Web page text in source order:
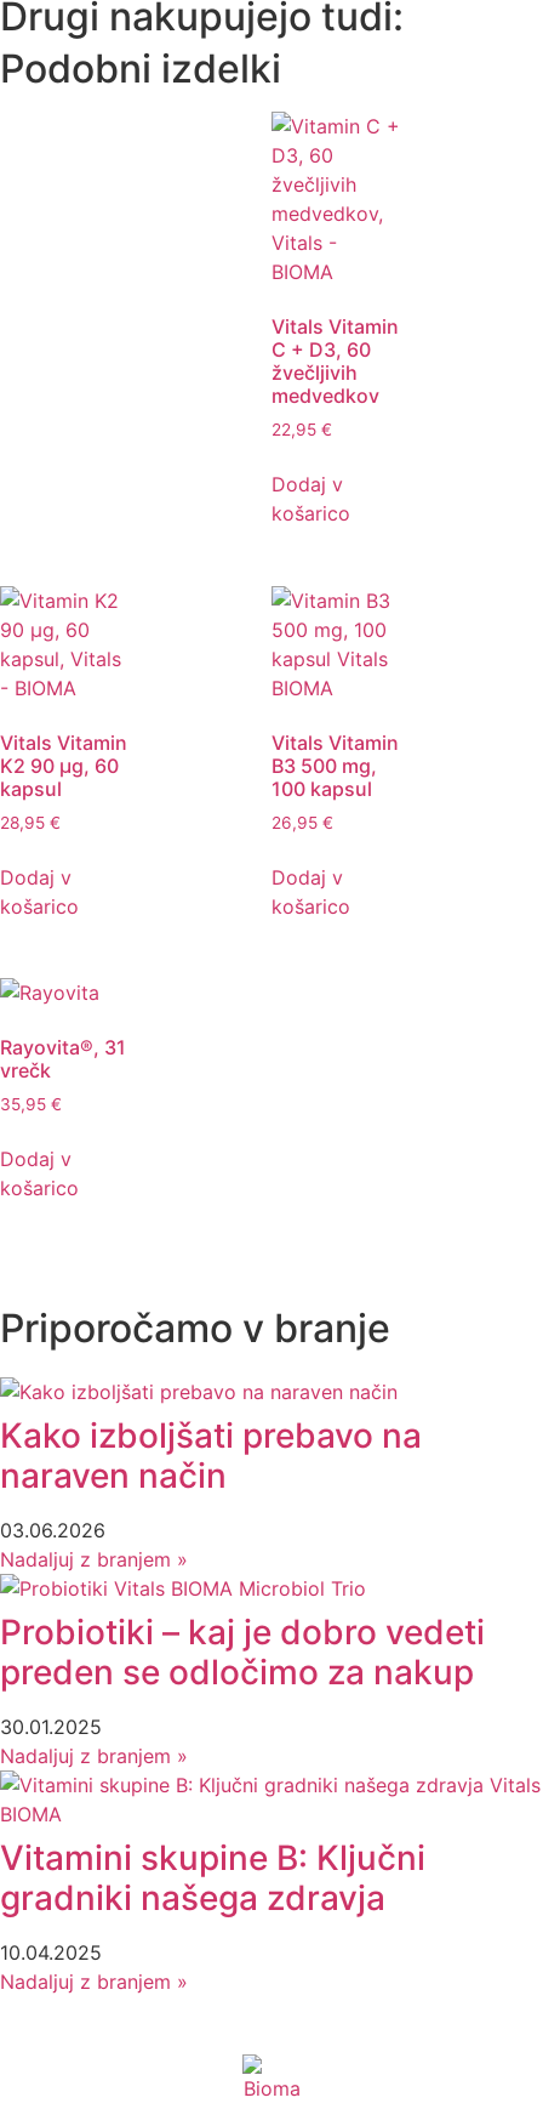
Drugi nakupujejo tudi:
Podobni izdelki
Vitals Vitamin
C + D3, 60
žvečljivih
medvedkov
22,95 €
Dodaj v
košarico
Vitals Vitamin
K2 90 μg, 60
kapsul
28,95 €
Dodaj v
košarico
Vitals Vitamin
B3 500 mg,
100 kapsul
26,95 €
Dodaj v
košarico
Rayovita®, 31
vrečk
35,95 €
Dodaj v
košarico
Priporočamo v branje
Kako izboljšati prebavo na
naraven način
03.06.2026
Nadaljuj z branjem »
Probiotiki – kaj je dobro vedeti
preden se odločimo za nakup
30.01.2025
Nadaljuj z branjem »
Vitamini skupine B: Ključni
gradniki našega zdravja
10.04.2025
Nadaljuj z branjem »